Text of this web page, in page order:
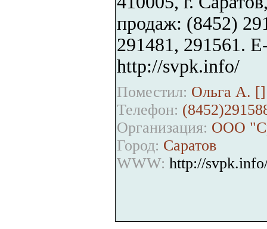
продаж: (8452)
291481, 291561.
http://svpk.info/
Поместил: Ольга А. []
Телефон:
Организация: ООО
Город: Саратов
WWW: http://